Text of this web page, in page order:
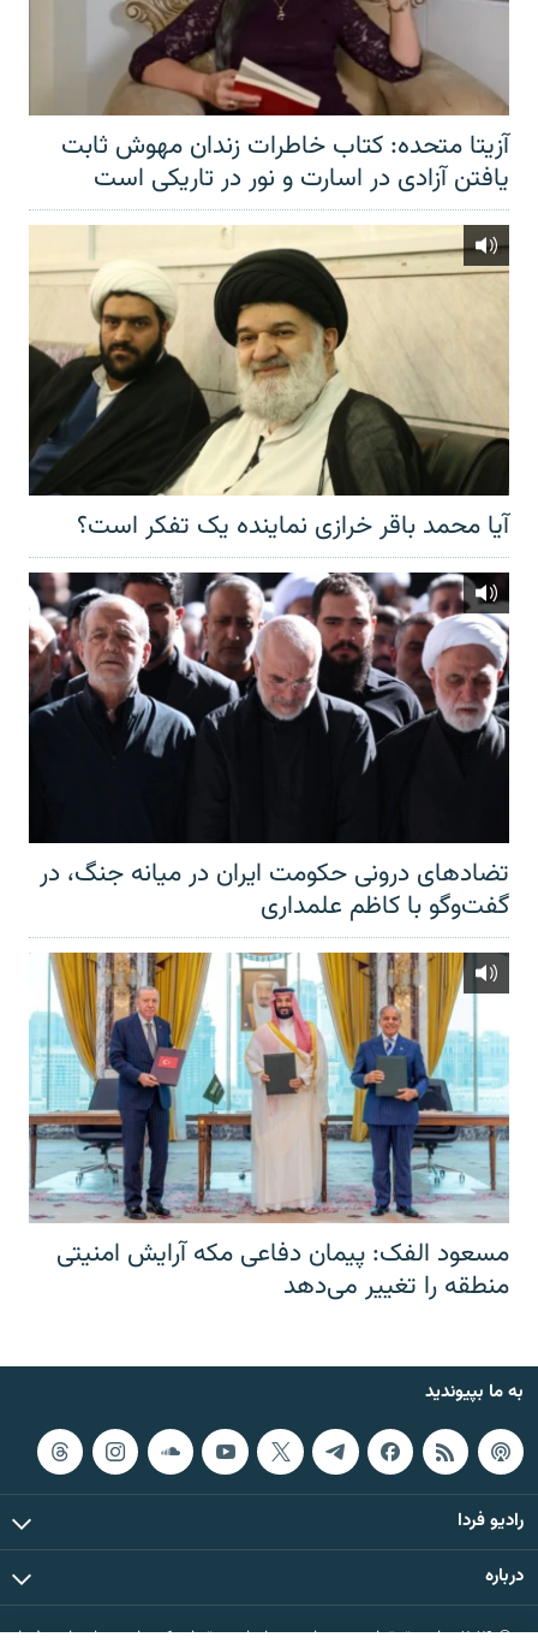
آزیتا متحده: کتاب خاطرات زندان مهوش ثابت
یافتن آزادی در اسارت و نور در تاریکی است
آیا محمد باقر خرازی نماینده یک تفکر است؟
تضادهای درونی حکومت ایران در میانه جنگ، در
گفت‌‌وگو با کاظم علمداری
مسعود الفک: پیمان دفاعی مکه آرایش امنیتی
منطقه را تغییر می‌دهد
به ما بپیوندید
رادیو فردا
درباره
© ۲۰۲۶ تمام حقوق این وب‌سایت، بر اساس مقررات کپی‌رایت، برای رادیو فردا